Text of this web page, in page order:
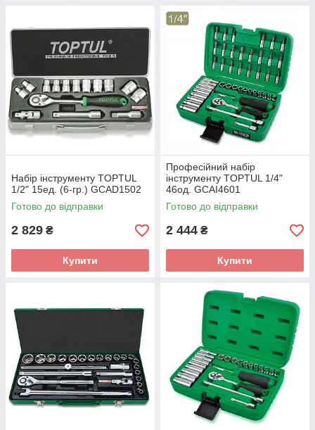
Набір інструменту TOPTUL
1/2" 15ед. (6-гр.) GCAD1502
Готово до відправки
2 829 ₴
Купити
Професійний набір
інструменту TOPTUL 1/4"
46од. GCAI4601
Готово до відправки
2 444 ₴
Купити